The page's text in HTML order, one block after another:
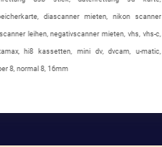
diascanner mieten, nikon scanner
leihen, negativscanner mieten, vhs, vhs-c,
hi8 kassetten, mini dv, dvcam, u-matic,
8, normal 8, 16mm